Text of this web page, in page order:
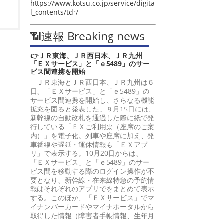
https://www.kotsu.co.jp/service/digita
l_contents/tdr/
📶速報 Breaking news
👉ＪＲ東海、ＪＲ西日本、ＪＲ九州
「ＥＸサービス」と「ｅ5489」のサー
ビス間連携を開始
ＪＲ東海とＪＲ西日本、ＪＲ九州は６
日、「ＥＸサービス」と「ｅ5489」の
サービス間連携を開始し、さらなる機能
拡充を図ると発表した。９月15日には、
新幹線の自動改札を通過した際に紙で発
行している「ＥＸご利用票（座席のご案
内）」を電子化。列車や座席に加え、発
車番線や遅延・運休情報も「ＥＸアプ
リ」で表示する。10月20日からは、
「ＥＸサービス」と「ｅ5489」のサー
ビス間を移動する際のログイン操作が不
要となり、新幹線・在来線特急の予約情
報はそれぞれのアプリでをまとめて表示
する。このほか、「ＥＸサービス」でマ
イナンバーカードやマイナポータルから
取得した情報（障害者手帳情報、生年月